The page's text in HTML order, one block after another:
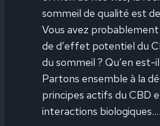
sommeil de qualité est
Vous avez
de d’effet potentiel du
du sommeil ? Qu’en
Partons ensemble à la
principes actifs du CBD
interactions biologiques….